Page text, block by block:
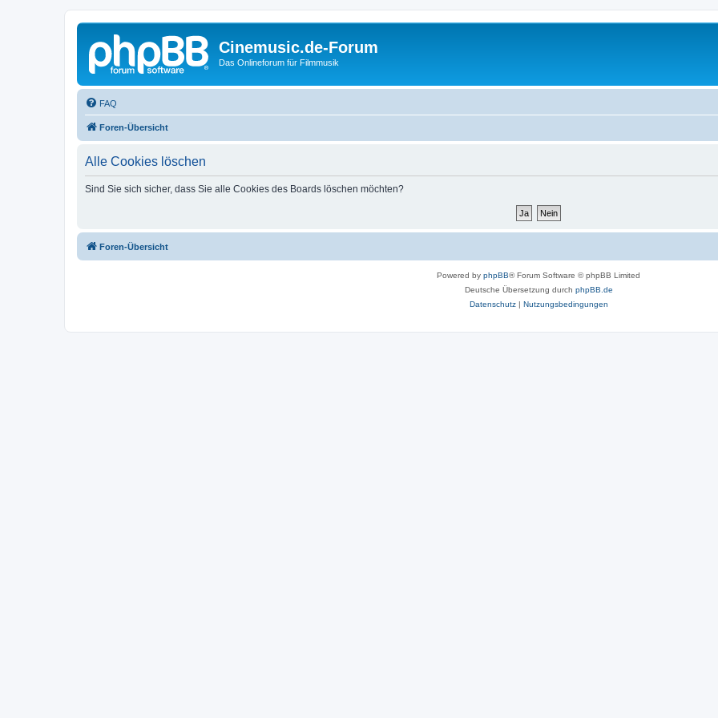
Cinemusic.de-Forum
Das Onlineforum für Filmmusik
FAQ
Foren-Übersicht
Alle Cookies löschen
Sind Sie sich sicher, dass Sie alle Cookies des Boards löschen möchten?
Foren-Übersicht
Powered by phpBB® Forum Software © phpBB Limited
Deutsche Übersetzung durch phpBB.de
Datenschutz| Nutzungsbedingungen